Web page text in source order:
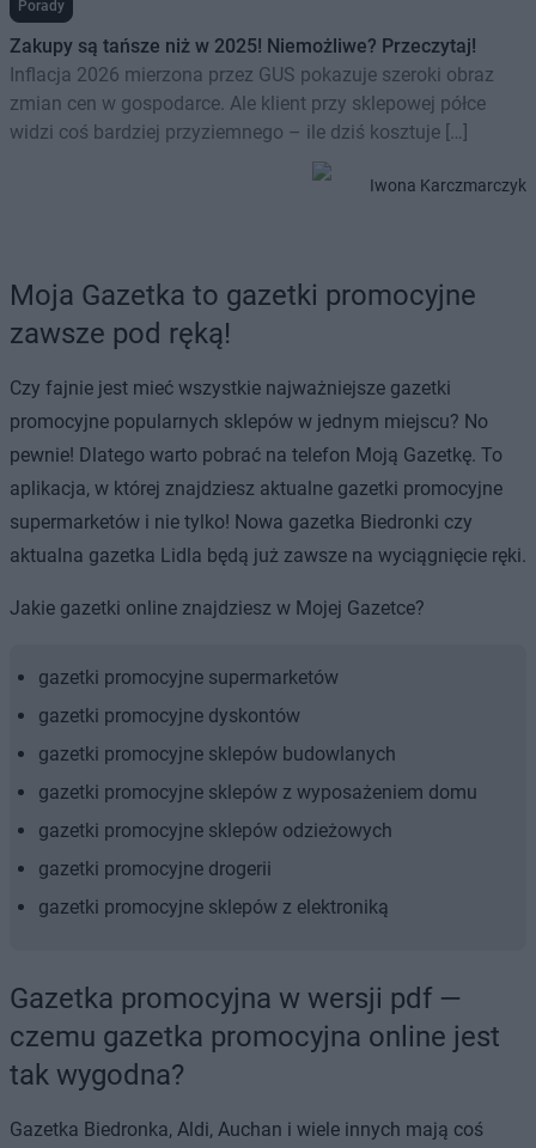
Porady
Zakupy są tańsze niż w 2025! Niemożliwe? Przeczytaj!
Inflacja 2026 mierzona przez GUS pokazuje szeroki obraz
zmian cen w gospodarce. Ale klient przy sklepowej półce
widzi coś bardziej przyziemnego – ile dziś kosztuje […]
Iwona Karczmarczyk
Moja Gazetka to gazetki promocyjne
zawsze pod ręką!
Czy fajnie jest mieć wszystkie najważniejsze gazetki
promocyjne popularnych sklepów w jednym miejscu? No
pewnie! Dlatego warto pobrać na telefon Moją Gazetkę. To
aplikacja, w której znajdziesz aktualne gazetki promocyjne
supermarketów i nie tylko! Nowa gazetka Biedronki czy
aktualna gazetka Lidla będą już zawsze na wyciągnięcie ręki.
Jakie gazetki online znajdziesz w Mojej Gazetce?
gazetki promocyjne supermarketów
gazetki promocyjne dyskontów
gazetki promocyjne sklepów budowlanych
gazetki promocyjne sklepów z wyposażeniem domu
gazetki promocyjne sklepów odzieżowych
gazetki promocyjne drogerii
gazetki promocyjne sklepów z elektroniką
Gazetka promocyjna w wersji pdf —
czemu gazetka promocyjna online jest
tak wygodna?
Gazetka Biedronka, Aldi, Auchan i wiele innych mają coś